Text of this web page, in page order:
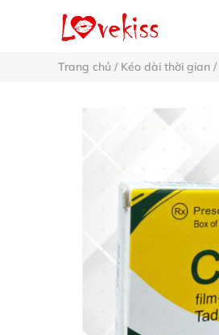
Trang chủ / Kéo dài thời gian /